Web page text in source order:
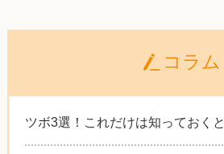
コラム
ツボ3選！これだけは知っておく